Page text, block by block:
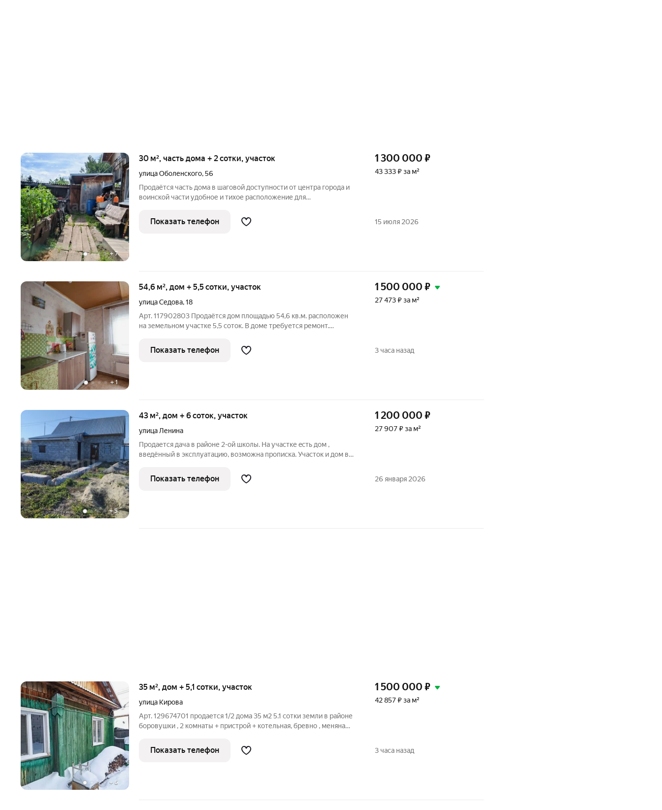
+ 7
30 м², часть дома + 2 сотки, участок
улица Оболенского,56
Продаётся часть дома в шаговой доступности от центра города и
воинской части удобное и тихое расположение для
заведены газ и центральное водоснабжение. Отдельный подъезд
и вход на территорию.
1 300 000 ₽
43 333 ₽ за м²
Показать телефон 15 июля 2026
+1
54,6 м², дом + 5,5 сотки, участок
улица Седова,18
Арт. 117902803 Продаётся дом площадью 54,6 кв.м. расположен
на земельном участке 5,5 соток. В доме требуется ремонт.
скважина. Материал стен дома бревно, 1951 года постройки.
Нужен либо
1 500 000 ₽
27 473 ₽ за м²
Показать телефон 3 часа назад
+5
43 м², дом + 6 соток, участок
улица Ленина
Пpодается дача в pайоне 2-ой шкoлы. Нa учаcтке ecть дом ,
ввeдённый в экcплуaтацию, возможна прописка. Участок и дoм в
фундамент из фбc плит(приcтpойка).Нa участкe лежaт плиты
пeрeкрытия и
1 200 000 ₽
27 907 ₽ за м²
Показать телефон 26 января 2026
+ 6
35 м², дом + 5,1 сотки, участок
улица Кирова
Арт. 129674701 продается 1/2 дома 35 м2 5.1 сотки земли в районе
боровушки , 2 комнаты + пристрой + котельная, бревно , меняна
1 500 000 ₽
42 857 ₽ за м²
Показать телефон 3 часа назад